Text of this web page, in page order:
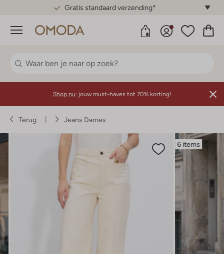
Gratis standaard verzending*
Menu
Shop nu: jouw must-haves tot 70% korting!
Terug Jeans Dames
6 items